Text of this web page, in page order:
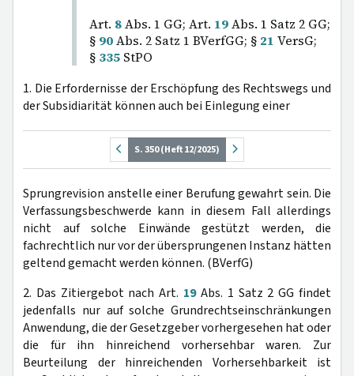
Art. 8Abs. 1 GG; Art. 19Abs. 1 Satz 2 GG;
§ 90Abs. 2 Satz 1 BVerfGG; § 21 VersG;
§ 335 StPO
1. Die Erfordernisse der Erschöpfung des Rechtswegs und
der Subsidiarität können auch bei Einlegung einer
S. 350 (Heft 12/2025)
Sprungrevision anstelle einer Berufung gewahrt sein. Die
Verfassungsbeschwerde kann in diesem Fall allerdings
nicht auf solche Einwände gestützt werden, die
fachrechtlich nur vor der übersprungenen Instanz hätten
geltend gemacht werden können. (BVerfG)
2. Das Zitiergebot nach Art. 19Abs. 1 Satz 2 GG findet
jedenfalls nur auf solche Grundrechtseinschränkungen
Anwendung, die der Gesetzgeber vorhergesehen hat oder
die für ihn hinreichend vorhersehbar waren. Zur
Beurteilung der hinreichenden Vorhersehbarkeit ist